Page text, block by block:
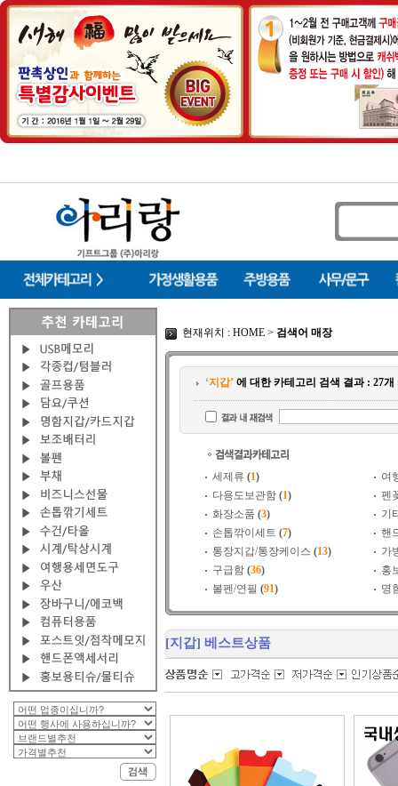
현재위치 : HOME > 검색어 매장
‘지갑’ 에 대한 카테고리 검색 결과 : 27
세제류 (1)
여
다용도보관함 (1)
펜
화장소품 (3)
기
손톱깎이세트 (7)
핸
통장지갑/통장케이스 (13)
가
구급함 (36)
홍
볼펜/연필 (91) 명
[지갑] 베스트상품